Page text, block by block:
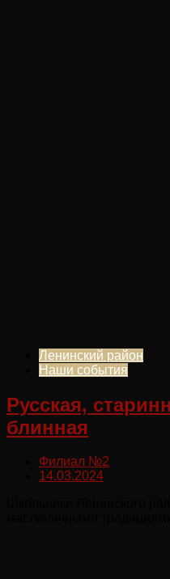
Ленинский район
Наши события
Русская,
блинная
Филиал №2
14.03.2024